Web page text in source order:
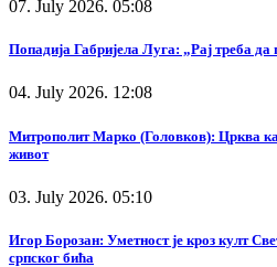
07. July 2026. 05:08
Попадија Габријела Луга: „Рај треба да
04. July 2026. 12:08
Митрополит Марко (Головков): Црква
живот
03. July 2026. 05:10
Игор Борозан: Уметност је кроз култ
српског бића